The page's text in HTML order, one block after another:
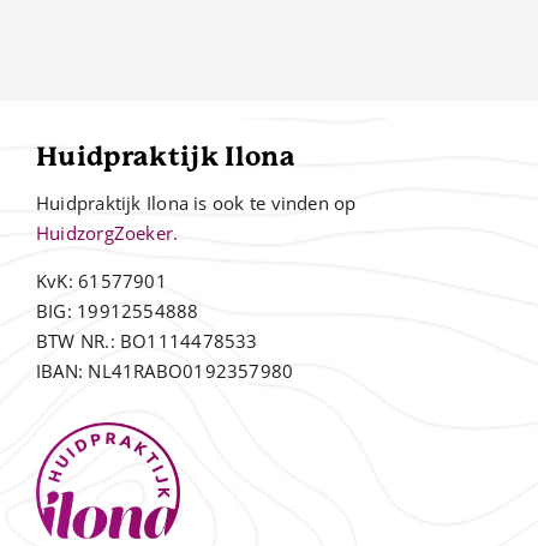
Huidpraktijk Ilona
Huidpraktijk Ilona is ook te vinden op
HuidzorgZoeker.
KvK: 61577901
BIG: 19912554888
BTW NR.: BO1114478533
IBAN: NL41RABO0192357980